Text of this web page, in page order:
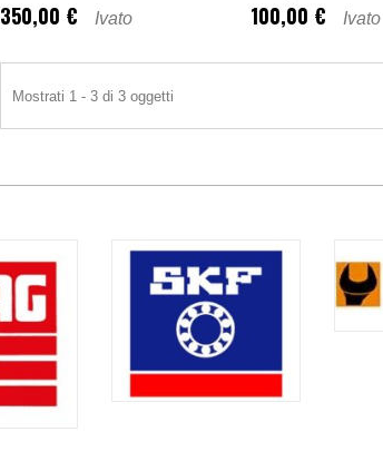
350,00 € Ivato 100,00 € Ivato
Mostrati 1 - 3 di 3 oggetti